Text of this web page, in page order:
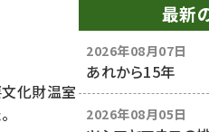
文化財温室
最新
2026年08月07日
あれから15年
2026年08月05日